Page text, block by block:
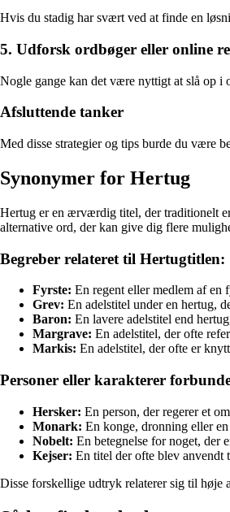
Hvis du stadig har svært ved at finde en
5. Udforsk ordbøger eller online
Nogle gange kan det være nyttigt at slå op i
Afsluttende tanker
Med disse strategier og tips burde du være
Synonymer for Hertug
Hertug er en ærværdig titel, der traditionelt
alternative ord, der kan give dig flere
Begreber relateret til Hertugtitlen:
Fyrste: En regent eller medlem af en
Grev: En adelstitel under en hertug,
Baron: En lavere adelstitel end
Margrave: En adelstitel, der ofte
Markis: En adelstitel, der ofte er
Personer eller karakterer
Hersker: En person, der regerer et
Monark: En konge, dronning eller
Nobelt: En betegnelse for noget, der
Kejser: En titel der ofte blev anvendt
Disse forskellige udtryk relaterer sig til høje